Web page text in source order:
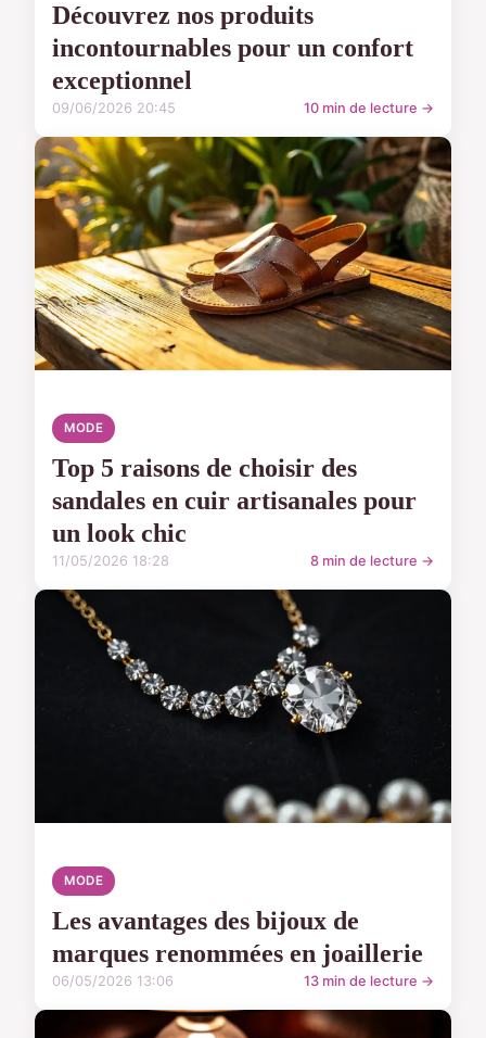
Découvrez nos produits
incontournables pour un confort
exceptionnel
09/06/2026 20:45 10 min de lecture →
MODE
Top 5 raisons de choisir des
sandales en cuir artisanales pour
un look chic
11/05/2026 18:28 8 min de lecture →
MODE
Les avantages des bijoux de
marques renommées en joaillerie
06/05/2026 13:06 13 min de lecture →